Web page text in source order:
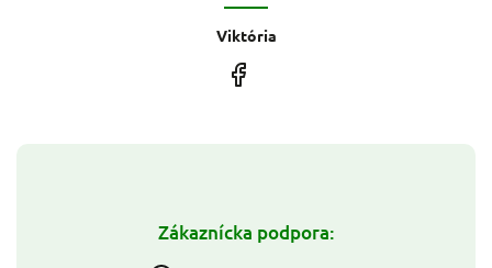
Zákaznícka podpora:
Viktória